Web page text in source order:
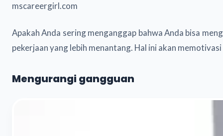
mscareergirl.com
Apakah Anda sering menganggap bahwa Anda bisa
pekerjaan yang lebih menantang. Hal ini akan
Mengurangi gangguan